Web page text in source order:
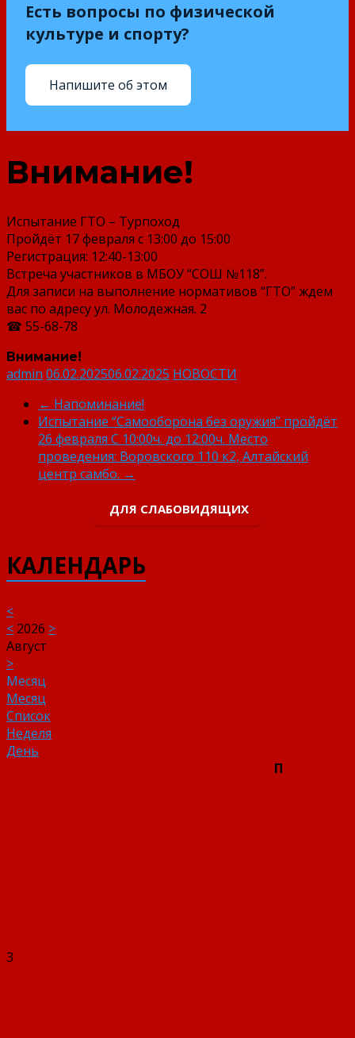
Есть вопросы по физической
культуре и спорту?
Напишите об этом
Внимание!
Испытание ГТО – Турпоход
Пройдёт 17 февраля с 13:00 до 15:00
Регистрация: 12:40-13:00
Встреча участников в МБОУ “СОШ №118”.
Для записи на выполнение нормативов “ГТО” ждем
вас по адресу ул. Молодежная. 2
☎ 55-68-78
Внимание!
admin 06.02.202506.02.2025 НОВОСТИ
← Напоминание!
Испытание “Самооборона без оружия” пройдёт
26 февраля С 10:00ч. до 12:00ч. Место
проведения: Воровского 110 к2, Алтайский
центр самбо. →
ДЛЯ СЛАБОВИДЯЩИХ
КАЛЕНДАРЬ
<
< 2026 >
Август
>
Месяц
Месяц
Список
Неделя
День
П
3